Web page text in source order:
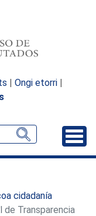
| Ongi etorri |
cidadanía
Transparencia